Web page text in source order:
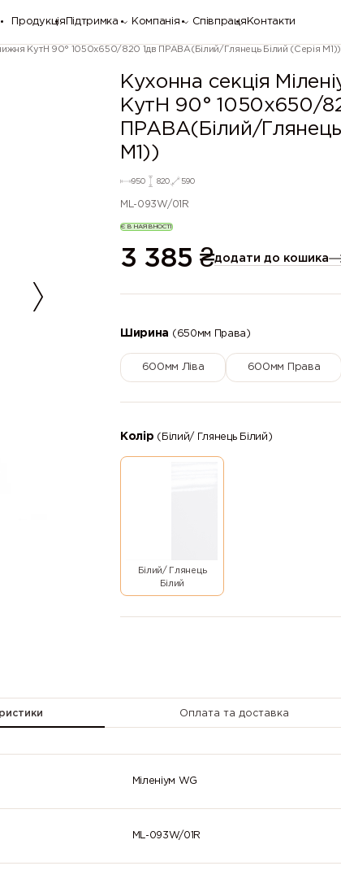
Продукція Підтримка Компанія Співпраця Контакти
нижня КутН 90° 1050х650/820 1дв ПРАВА(Білий/Глянець Білий (Серія М1))
Кухонна секція
КутН 90° 1050х650/
ПРАВА(Білий/Глянець
М1))
950 820 590
ML-093W/01R
Є В НАЯВНОСТІ
3 385 ₴додати до кошика
Ширина (650мм Права)
600мм Ліва 600мм Права
Колір (Білий/ Глянець Білий)
Білий/ Глянець
Білий
Оплата та доставка
Міленіум WG
ML-093W/01R